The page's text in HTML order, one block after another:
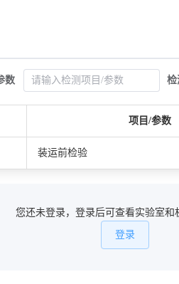
数 检
项目/参数
装运前检验
您还未登录，登录后可查看实验室和
登录